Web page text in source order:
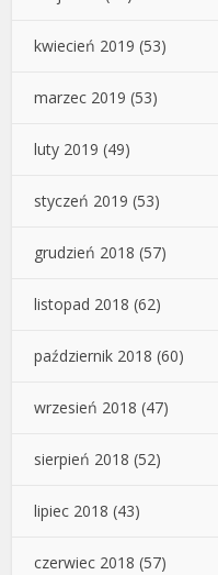
kwiecień 2019 (53)
marzec 2019 (53)
luty 2019 (49)
styczeń 2019 (53)
grudzień 2018 (57)
listopad 2018 (62)
październik 2018 (60)
wrzesień 2018 (47)
sierpień 2018 (52)
lipiec 2018 (43)
czerwiec 2018 (57)